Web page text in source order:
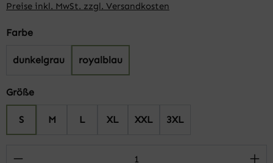
Preise inkl. MwSt. zzgl. Versandkosten
Farbeauswählen
dunkelgrau royalblau
Größeauswählen
S M L XL XXL 3XL
Produkt Anzahl: Gib den gewünschten